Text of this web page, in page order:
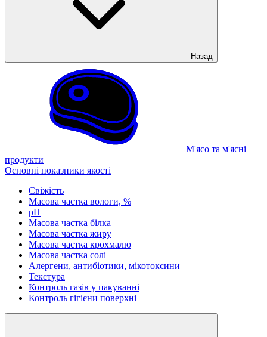
Назад
М'ясо та м'ясні
продукти
Основні показники якості
Свіжість
Масова частка вологи, %
рН
Масова частка білка
Масова частка жиру
Масова частка крохмалю
Масова частка солі
Алергени, антибіотики, мікотоксини
Текстура
Контроль газів у пакуванні
Контроль гігієни поверхні